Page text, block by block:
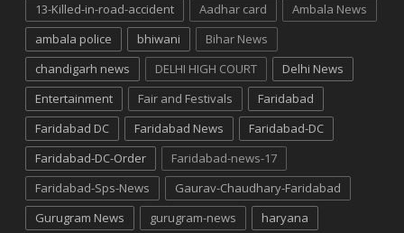
13-Killed-in-road-accident Aadhar card
Ambala News
ambala police
bhiwani
Bihar News
chandigarh news
DELHI HIGH COURT
Delhi News
Entertainment
Fair and Festivals
Faridabad
Faridabad DC
Faridabad News
Faridabad-DC
Faridabad-DC-Order
Faridabad-news-17
Faridabad-Sps-News
Gaurav-Chaudhary-Faridabad
Gurugram News
gurugram-news
haryana